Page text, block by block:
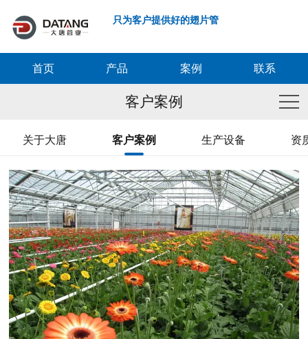
只为客户提供好的翅片管
首页 产品 案例 联系
客户案例
关于大唐 客户案例 生产设备 资